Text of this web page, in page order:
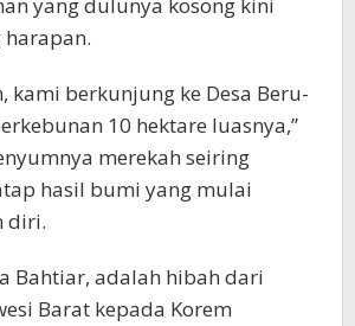
yang dulunya kosong kini
kami berkunjung ke Desa Beru-
10 hektare luasnya,”
merekah seiring
hasil bumi yang mulai
diri.
Bahtiar, adalah hibah dari
Barat kepada Korem